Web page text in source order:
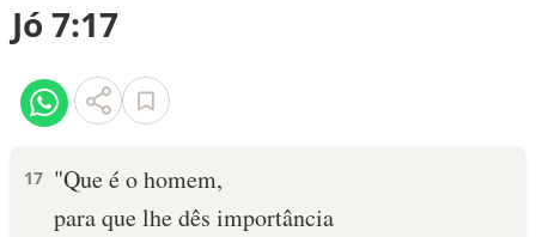
NOVO TESTAMENTO
VERSÍCULOS
PALAVRA DO DIA
Jó 7:17
17 "Que é o homem,
para que lhe dês importância